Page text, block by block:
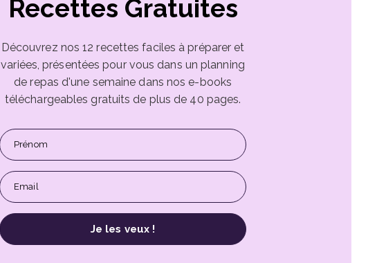
Recettes Gratuites
Découvrez nos 12 recettes faciles à préparer et
variées, présentées pour vous dans un planning
de repas d'une semaine dans nos e-books
téléchargeables gratuits de plus de 40 pages.
Prénom
Email
Je les veux !